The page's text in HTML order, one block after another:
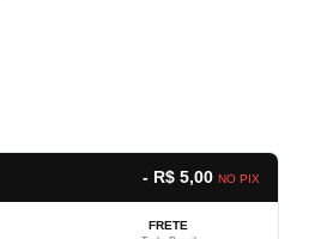
- R$ 5,00 NO PIX
FRETE